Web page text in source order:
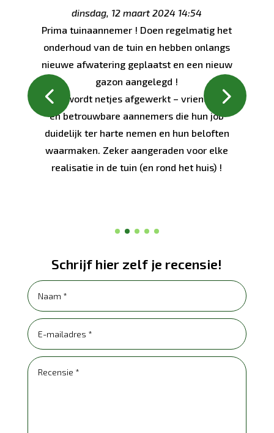
dinsdag, 12 maart 2024 14:54
Prima tuinaannemer ! Doen regelmatig het
onderhoud van de tuin en hebben onlangs
nieuwe afwatering geplaatst en een nieuw
gazon aangelegd !
Alles wordt netjes afgewerkt – vriendelijke
en betrouwbare aannemers die hun job
duidelijk ter harte nemen en hun beloften
waarmaken. Zeker aangeraden voor elke
realisatie in de tuin (en rond het huis) !
Schrijf hier zelf je recensie!